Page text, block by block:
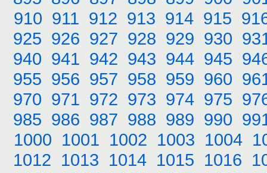
910 911 912 913 914 915
925 926 927 928 929 930
940 941 942 943 944 945
955 956 957 958 959 960
970 971 972 973 974 975
985 986 987 988 989 990
1000 1001 1002 1003 1004
1012 1013 1014 1015 1016